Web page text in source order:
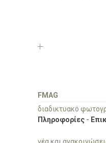
FMAG
διαδικτυακό
Πληροφορίες -